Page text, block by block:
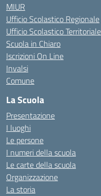
MIUR
Ufficio Scolastico Regionale
Ufficio Scolastico Territoriale
Scuola in Chiaro
Iscrizioni On Line
Invalsi
Comune
La Scuola
Presentazione
I luoghi
Le persone
I numeri della scuola
Le carte della scuola
Organizzazione
La storia